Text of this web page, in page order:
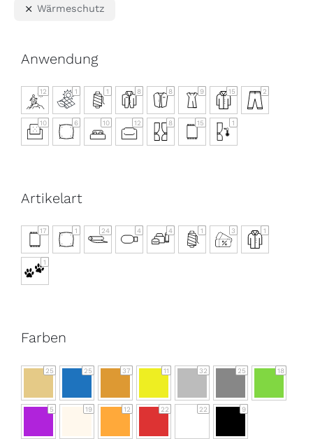
Wärmeschutz
Anwendung
12 1 1 8 8 9 15 2
10 6 10 12 8 15 1
Artikelart
17 1 24 4 4 1 3 1
1
Farben
25 25 37 11 32 25 18
5 19 12 22 22 9